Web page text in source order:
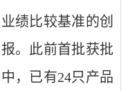
绩比较基准的创
。此前首批获批
，已有24只产品